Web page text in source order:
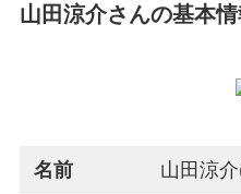
山田涼介さんの基本
名前 山田涼